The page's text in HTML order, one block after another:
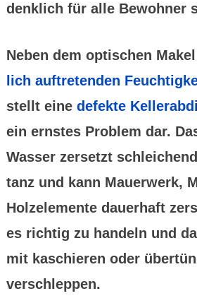
denklich für alle Bewohner
Neben dem optischen
lich auftre­tenden
stellt eine defekte
ein ernstes Problem dar.
Wasser zersetzt
tanz und kann Mauer­werk,
Holzele­mente dauer­haft
es richtig zu handeln und
mit kaschieren oder
verschleppen.